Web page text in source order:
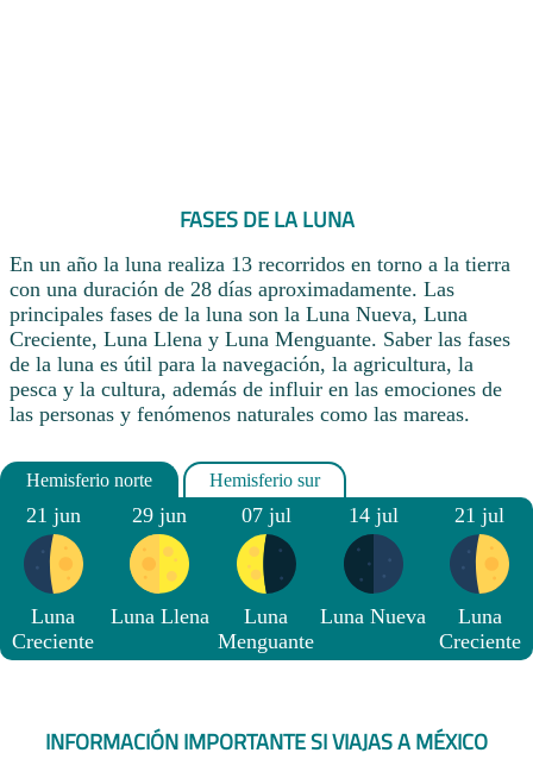
FASES DE LA LUNA
En un año la luna realiza 13 recorridos en torno a la tierra
con una duración de 28 días aproximadamente. Las
principales fases de la luna son la Luna Nueva, Luna
Creciente, Luna Llena y Luna Menguante. Saber las fases
de la luna es útil para la navegación, la agricultura, la
pesca y la cultura, además de influir en las emociones de
las personas y fenómenos naturales como las mareas.
21 jun
Luna
Creciente
29 jun
Luna Llena
07 jul
Luna
Menguante
14 jul
Luna Nueva
21 jul
Luna
Creciente
INFORMACIÓN IMPORTANTE SI VIAJAS A MÉXICO